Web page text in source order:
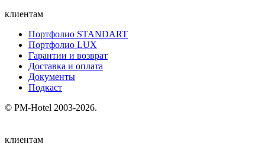
клиентам
Портфолио STANDART
Портфолио LUX
Гарантии и возврат
Доставка и оплата
Документы
Подкаст
© PM-Hotel 2003-2026.
клиентам